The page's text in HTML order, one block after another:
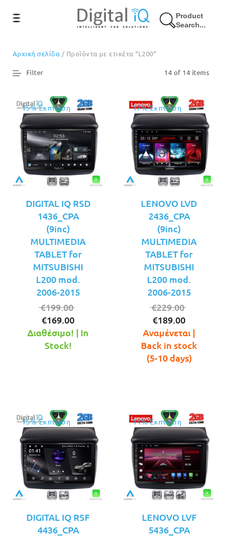
Product
Search...
Αρχική σελίδα / Προϊόντα με ετικέτα “L200”
14 of 14 items
Filter
15% Έκπτωση
DIGITAL IQ RSD
1436_CPA
(9inc)
MULTIMEDIA
TABLET for
MITSUBISHI
L200 mod.
2006-2015
€199.00
was:
€169.00
τρέχουσα
Διαθέσιμο! | In
Stock!
17% Έκπτωση
LENOVO LVD
2436_CPA
(9inc)
MULTIMEDIA
TABLET for
MITSUBISHI
L200 mod.
2006-2015
€229.00
was:
€229.00.
€189.00
τρέχουσα
τιμή
είναι:
Αναμένεται |
Back in stock
(5-10 days)
15% Έκπτωση
DIGITAL IQ RSF
4436_CPA
14% Έκπτωση
LENOVO LVF
5436_CPA